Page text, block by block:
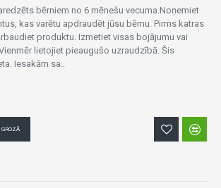
bērniem no 6 mēnešu vecuma.Noņemiet
kas varētu apdraudēt jūsu bērnu. Pirms katras
produktu. Izmetiet visas bojājumu vai
lietojiet pieaugušo uzraudzībā. Šis
Iesakām sa..